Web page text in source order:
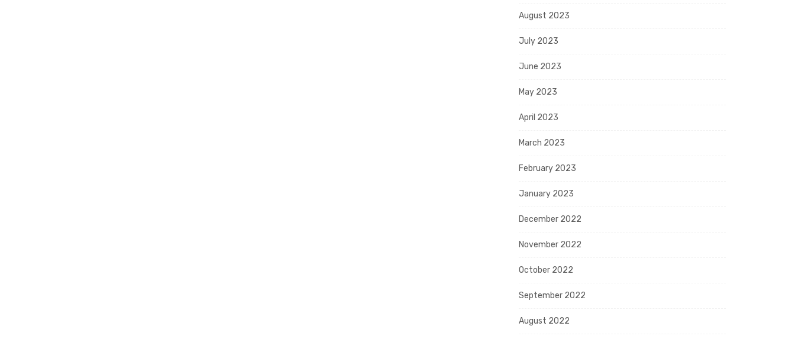
August 2023
July 2023
June 2023
May 2023
April 2023
March 2023
February 2023
January 2023
December 2022
November 2022
October 2022
September 2022
August 2022